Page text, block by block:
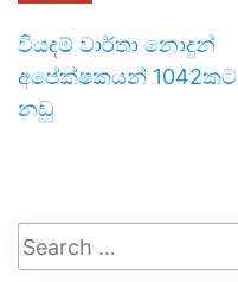
විය­දම් වාර්තා නොදුන්
අපේ­ක්ෂ­ක­යන් 1042කට
නඩු